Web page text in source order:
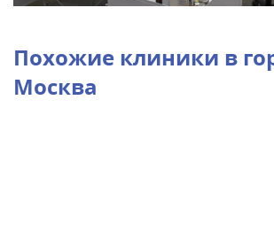
Похожие клиники в
Москва